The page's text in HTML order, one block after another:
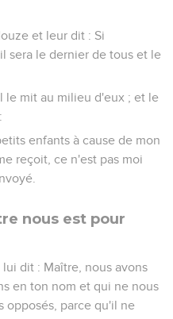
et leur dit : Si
sera le dernier de tous et le
le mit au milieu d'eux ; et le
enfants à cause de mon
reçoit, ce n'est pas moi
nous est pour
dit : Maître, nous avons
en ton nom et qui ne nous
opposés, parce qu'il ne